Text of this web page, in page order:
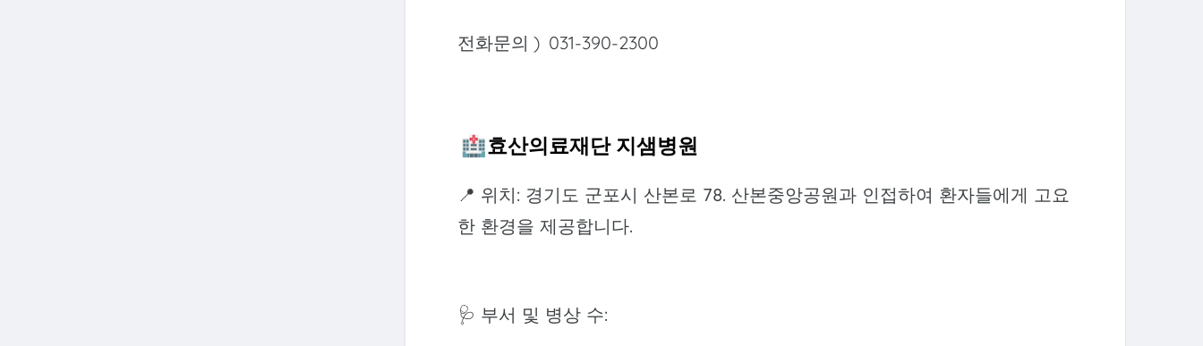
전화문의 ) 031-390-2300
🏥효산의료재단 지샘병원
📍 위치: 경기도 군포시 산본로 78. 산본중앙공원과 인접하여 환자들에게 고요
한 환경을 제공합니다.
🩺 부서 및 병상 수: